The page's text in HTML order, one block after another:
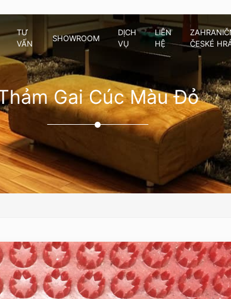
Gai Cúc Màu Đỏ
TƯ
VẤN
SHOWROOM
DỊCH
VỤ
LIÊN
HỆ
ČESKÉ